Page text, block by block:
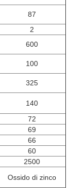
87
2
600
100
325
140
72
69
66
60
2500
Ossido di zinco